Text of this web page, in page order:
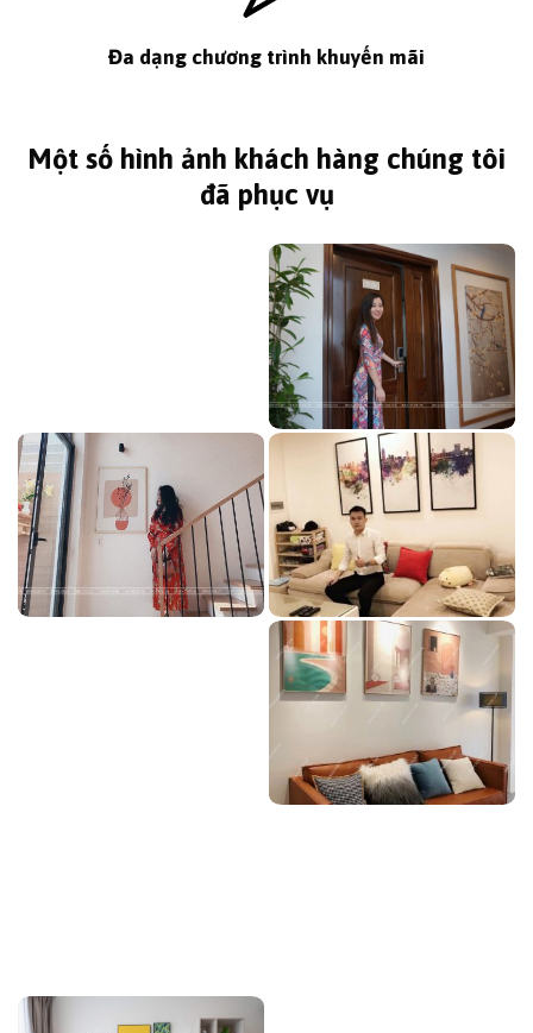
Đa dạng chương trình khuyến mãi
Một số hình ảnh khách hàng chúng tôi
đã phục vụ